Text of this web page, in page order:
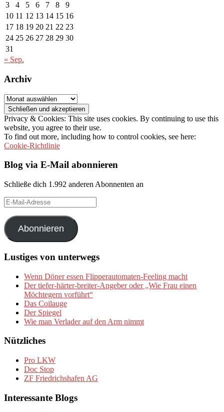
3
4 5 6 7 8
9
10 11 12 13 14 15 16
17 18 19 20 21 22 23
24 25 26 27 28 29 30
31
« Sep.
Archiv
Archiv
Privacy & Cookies: This site uses cookies. By continuing to use this
website, you agree to their use.
To find out more, including how to control cookies, see here:
Cookie-Richtlinie
Blog via E-Mail abonnieren
Schließe dich 1.992 anderen Abonnenten an
E-
Mail-
Adresse
Abonnieren
Lustiges von unterwegs
Wenn Döner essen Flipperautomaten-Feeling macht
Der tiefer-härter-breiter-Angeber oder „Wie Frau einen
Möchtegern vorführt“
Das Coilauge
Der Spiegel
Wie man Verlader auf den Arm nimmt
Nützliches
Pro LKW
Doc Stop
ZF Friedrichshafen AG
Interessante Blogs